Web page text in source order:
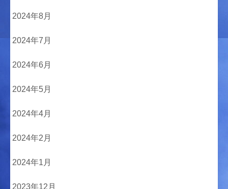
2024年8月
2024年7月
2024年6月
2024年5月
2024年4月
2024年2月
2024年1月
2023年12月